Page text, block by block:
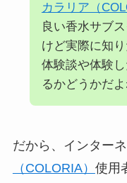
カラリア（
良い香水サブ
けど実際に知
体験談や体験
るかどうかだよ
だから、インター
（COLORIA） 使用